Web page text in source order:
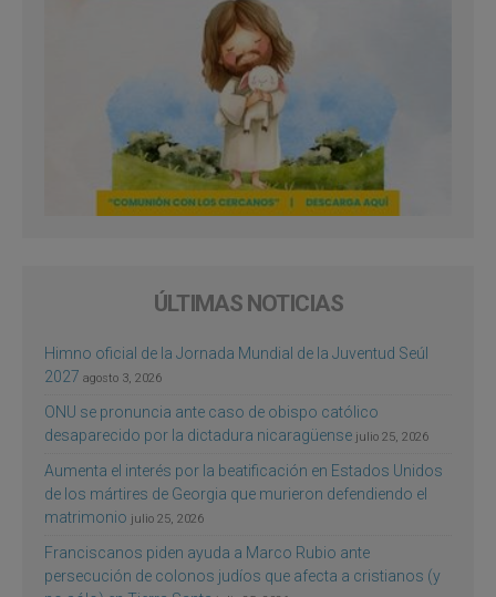
ÚLTIMAS NOTICIAS
Himno oficial de la Jornada Mundial de la Juventud Seúl
2027 agosto 3, 2026
ONU se pronuncia ante caso de obispo católico
desaparecido por la dictadura nicaragüense julio 25, 2026
Aumenta el interés por la beatificación en Estados Unidos
de los mártires de Georgia que murieron defendiendo el
matrimonio julio 25, 2026
Franciscanos piden ayuda a Marco Rubio ante
persecución de colonos judíos que afecta a cristianos (y